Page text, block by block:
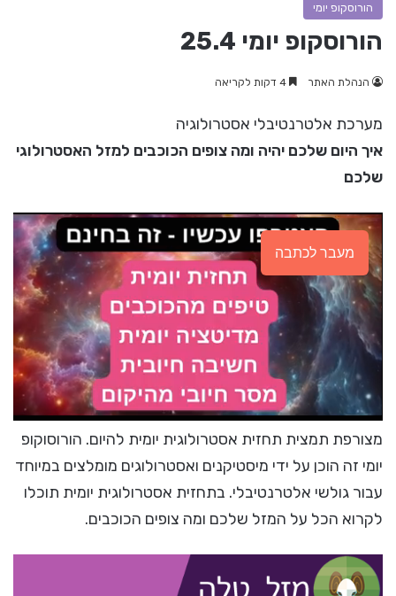
הורוסקופ יומי
הורוסקופ יומי 25.4
הנהלת האתר
מערכת אלטרנטיבלי אסטרולוגיה
איך היום שלכם יהיה ומה צופים הכוכבים למזל האסטרולוגי
שלכם
מעבר לכתבה
מצורפת תמצית תחזית אסטרולוגית יומית להיום. הורוסוקופ
יומי זה הוכן על ידי מיסטיקנים ואסטרולוגים מומלצים במיוחד
עבור גולשי אלטרנטיבלי. בתחזית אסטרולוגית יומית תוכלו
לקרוא הכל על המזל שלכם ומה צופים הכוכבים.